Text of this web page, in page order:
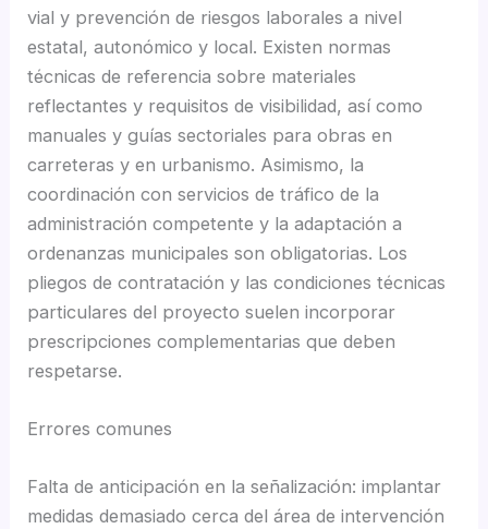
vial y prevención de riesgos laborales a nivel
estatal, autonómico y local. Existen normas
técnicas de referencia sobre materiales
reflectantes y requisitos de visibilidad, así como
manuales y guías sectoriales para obras en
carreteras y en urbanismo. Asimismo, la
coordinación con servicios de tráfico de la
administración competente y la adaptación a
ordenanzas municipales son obligatorias. Los
pliegos de contratación y las condiciones técnicas
particulares del proyecto suelen incorporar
prescripciones complementarias que deben
respetarse.
Errores comunes
Falta de anticipación en la señalización: implantar
medidas demasiado cerca del área de intervención